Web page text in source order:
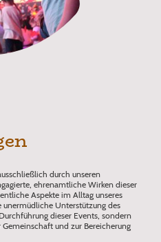
durch unseren
ehrenamtliche Wirken dieser
Aspekte im Alltag unseres
Unterstützung des
dieser Events, sondern
und zur Bereicherung